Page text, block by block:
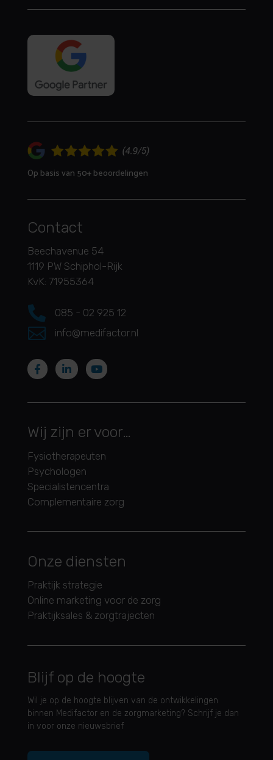
Op basis van 50+ beoordelingen
Contact
Beechavenue 54
1119 PW Schiphol-Rijk
KvK: 71955364
 085 - 02 925 12
 info@medifactor.nl
Wij zijn er voor…
Fysiotherapeuten
Psychologen
Specialistencentra
Complementaire zorg
Onze diensten
Praktijk strategie
Online marketing voor de zorg
Praktijksales & zorgtrajecten
Blijf op de hoogte
Wil je op de hoogte blijven van de ontwikkelingen
binnen Medifactor en de zorgmarketing? Schrijf je dan
in voor onze nieuwsbrief